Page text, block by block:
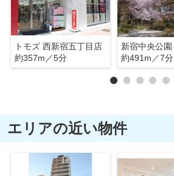
トモズ 西新宿五丁目店
約357m／5分
新宿中央公園
約491m／7分
エリアの近い物件